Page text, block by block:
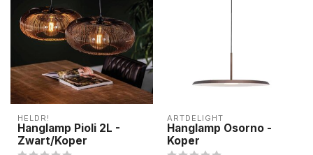
HELDR!
Hanglamp Pioli 2L -
Zwart/Koper
ARTDELIGHT
Hanglamp Osorno -
Koper